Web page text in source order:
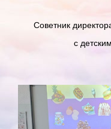
Советник
с